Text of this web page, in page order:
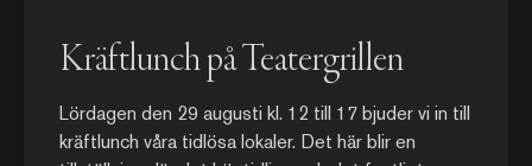
Kräftlunch på Teatergrillen
Lördagen den 29 augusti kl. 12 till 17 bjuder vi in till
kräftlunch våra tidlösa lokaler. Det här blir en